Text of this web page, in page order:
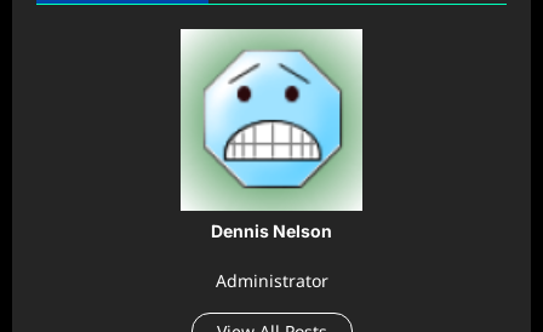
Dennis Nelson
Administrator